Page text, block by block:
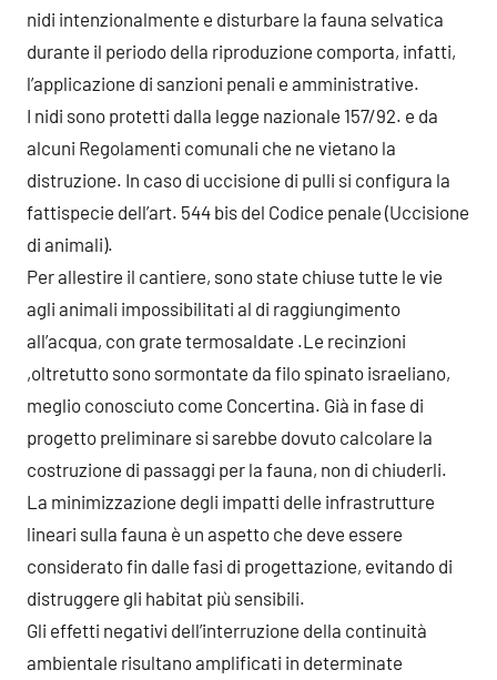
nidi intenzionalmente e disturbare la fauna selvatica
durante il periodo della riproduzione comporta, infatti,
l’applicazione di sanzioni penali e amministrative.
I nidi sono protetti dalla legge nazionale 157/92. e da
alcuni Regolamenti comunali che ne vietano la
distruzione. In caso di uccisione di pulli si configura la
fattispecie dell’art. 544 bis del Codice penale (Uccisione
di animali).
Per allestire il cantiere, sono state chiuse tutte le vie
agli animali impossibilitati al di raggiungimento
all’acqua, con grate termosaldate .Le recinzioni
,oltretutto sono sormontate da filo spinato israeliano,
meglio conosciuto come Concertina. Già in fase di
progetto preliminare si sarebbe dovuto calcolare la
costruzione di passaggi per la fauna, non di chiuderli.
La minimizzazione degli impatti delle infrastrutture
lineari sulla fauna è un aspetto che deve essere
considerato fin dalle fasi di progettazione, evitando di
distruggere gli habitat più sensibili.
Gli effetti negativi dell’interruzione della continuità
ambientale risultano amplificati in determinate